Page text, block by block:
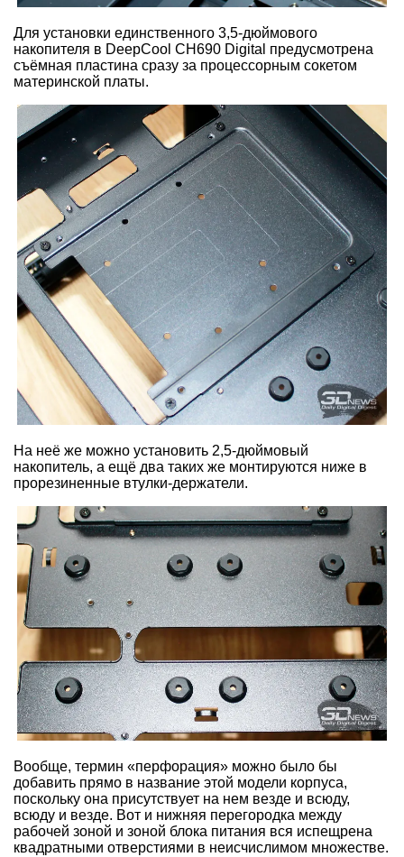
Для установки единственного 3,5-дюймового
накопителя в DeepCool CH690 Digital предусмотрена
съёмная пластина сразу за процессорным сокетом
материнской платы.
На неё же можно установить 2,5-дюймовый
накопитель, а ещё два таких же монтируются ниже в
прорезиненные втулки-держатели.
Вообще, термин «перфорация» можно было бы
добавить прямо в название этой модели корпуса,
поскольку она присутствует на нем везде и всюду,
всюду и везде. Вот и нижняя перегородка между
рабочей зоной и зоной блока питания вся испещрена
квадратными отверстиями в неисчислимом множестве.